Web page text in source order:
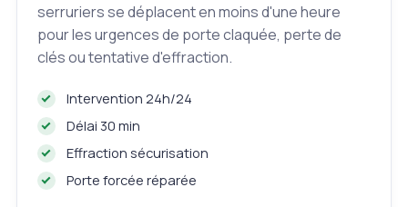
serruriers se déplacent en moins d'une heure
pour les urgences de porte claquée, perte de
clés ou tentative d'effraction.
Intervention 24h/24
Délai 30 min
Effraction sécurisation
Porte forcée réparée